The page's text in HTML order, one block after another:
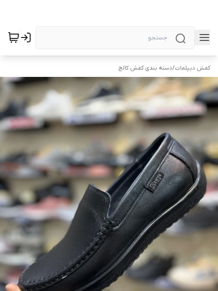
کفش دیپلمات/دسته بندی کفش کالج